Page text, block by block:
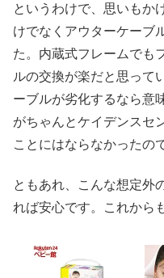
というわけで、思いもか
けでなくアウターケーブ
た。内蔵式フレームでも
ルの交換が楽だと思って
ーブルが劣化するなら意
がちゃんとケイデンスセ
ことにはならなかったの
ともあれ、こんな想定外
れば安心です。これから